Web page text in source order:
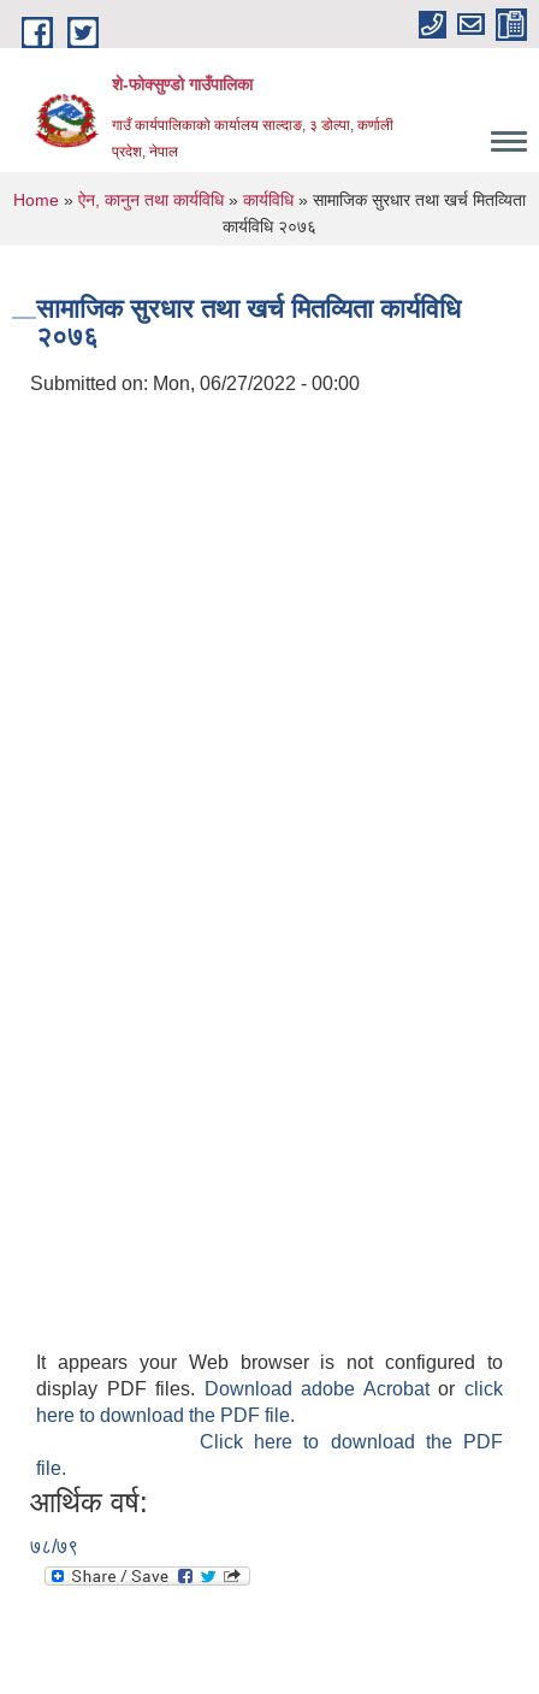
Skip to main content
शे-फोक्सुण्डो गाउँपालिका
गाउँ कार्यपालिकाको कार्यालय साल्दाङ, ३ डोल्पा, कर्णाली
प्रदेश, नेपाल
You are here
Home » ऐन, कानुन तथा कार्यविधि» कार्यविधि» सामाजिक सुरधार तथा खर्च मितव्यिता
कार्यविधि २०७६
सामाजिक सुरधार तथा खर्च मितव्यिता कार्यविधि
२०७६
Submitted on: Mon, 06/27/2022 - 00:00
It appears your Web browser is not configured to
display PDF files.
Download adobe Acrobatorclick
here to download the PDF file.
Click here to download the PDF
file.
आर्थिक वर्ष:
७८/७९